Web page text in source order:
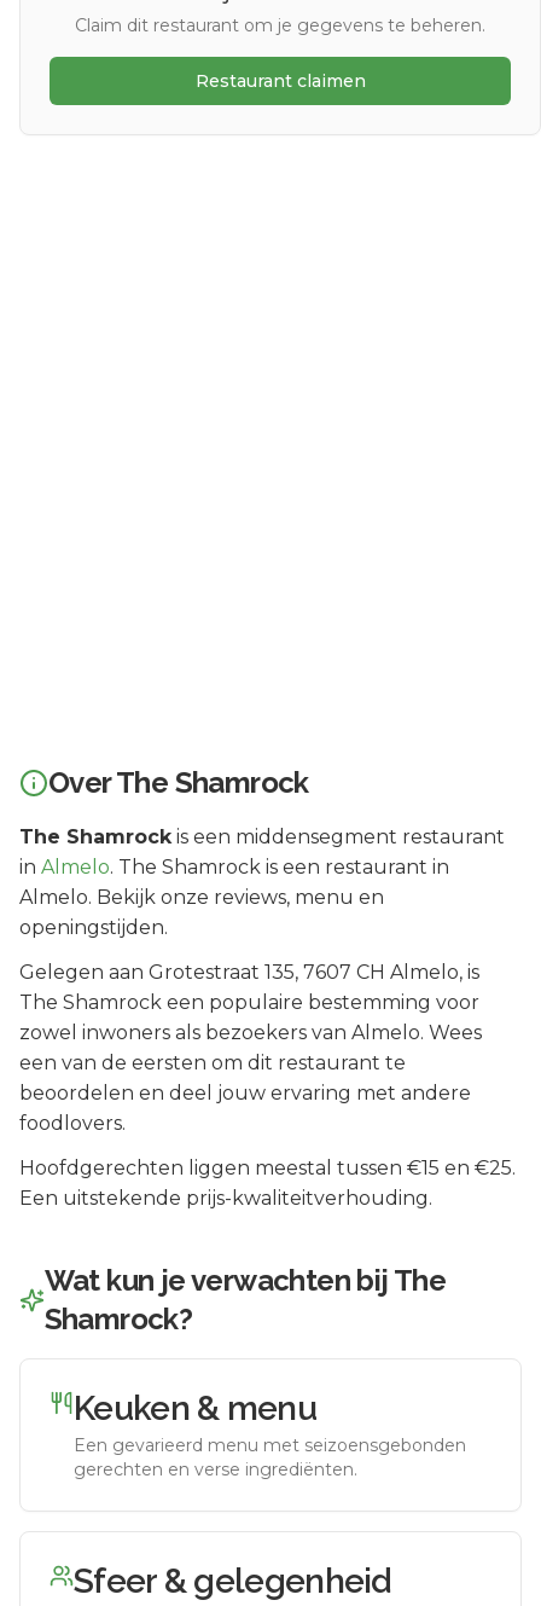
Claim dit restaurant om je gegevens te beheren.
Restaurant claimen
OverThe Shamrock
The Shamrockis een middensegment restaurant
in Almelo. The Shamrock is een restaurant in
Almelo. Bekijk onze reviews, menu en
openingstijden.
Gelegen aan Grotestraat 135, 7607 CH Almelo, is
The Shamrock een populaire bestemming voor
zowel inwoners als bezoekers van Almelo. Wees
een van de eersten om dit restaurant te
beoordelen en deel jouw ervaring met andere
foodlovers.
Hoofdgerechten liggen meestal tussen €15 en €25.
Een uitstekende prijs-kwaliteitverhouding.
Wat kun je verwachten bij The
Shamrock?
Keuken & menu
Een gevarieerd menu met seizoensgebonden
gerechten en verse ingrediënten.
Sfeer & gelegenheid